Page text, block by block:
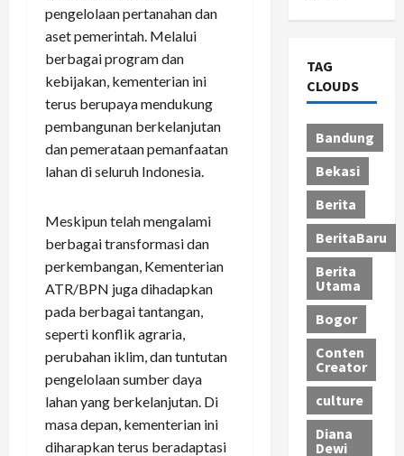
pengelolaan pertanahan dan
aset pemerintah. Melalui
berbagai program dan
kebijakan, kementerian ini
terus berupaya mendukung
pembangunan berkelanjutan
dan pemerataan pemanfaatan
lahan di seluruh Indonesia.
Meskipun telah mengalami
berbagai transformasi dan
perkembangan, Kementerian
ATR/BPN juga dihadapkan
pada berbagai tantangan,
seperti konflik agraria,
perubahan iklim, dan tuntutan
pengelolaan sumber daya
lahan yang berkelanjutan. Di
masa depan, kementerian ini
diharapkan terus beradaptasi
TAG
CLOUDS
Bandung
Bekasi
Berita
BeritaBaru
Berita
Utama
Bogor
Conten
Creator
culture
Diana
Dewi